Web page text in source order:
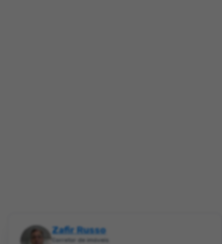
Zafir Russo
Corretor de imóveis